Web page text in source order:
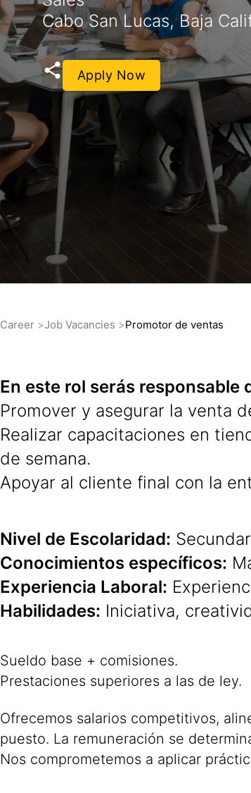
Cabo San Lucas, Baja
Apply Now
Career Job Vacancies Promotor de ventas
En este rol serás responsable
Promover y asegurar la venta
Realizar capacitaciones en
de semana.
Apoyar al cliente final con la
Nivel de Escolaridad:
Conocimientos específicos:
Experiencia Laboral:
Habilidades: Iniciativa,
Sueldo base + comisiones.
Prestaciones superiores a las de ley.
Ofrecemos salarios competitivos,
puesto. La remuneración se
Nos comprometemos a aplicar